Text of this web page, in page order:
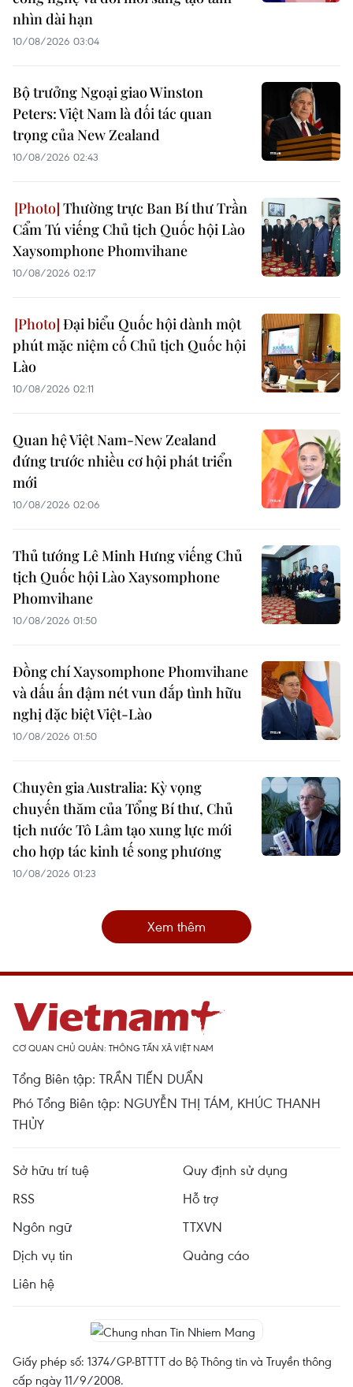
nhìn dài hạn
10/08/2026 03:04
Bộ trưởng Ngoại giao Winston
Peters: Việt Nam là đối tác quan
trọng của New Zealand
10/08/2026 02:43
Thường trực Ban Bí thư Trần
Cẩm Tú viếng Chủ tịch Quốc hội Lào
Xaysomphone Phomvihane
10/08/2026 02:17
Đại biểu Quốc hội dành một
phút mặc niệm cố Chủ tịch Quốc hội
Lào
10/08/2026 02:11
Quan hệ Việt Nam-New Zealand
đứng trước nhiều cơ hội phát triển
mới
10/08/2026 02:06
Thủ tướng Lê Minh Hưng viếng Chủ
tịch Quốc hội Lào Xaysomphone
Phomvihane
10/08/2026 01:50
Đồng chí Xaysomphone Phomvihane
và dấu ấn đậm nét vun đắp tình hữu
nghị đặc biệt Việt-Lào
10/08/2026 01:50
Chuyên gia Australia: Kỳ vọng
chuyến thăm của Tổng Bí thư, Chủ
tịch nước Tô Lâm tạo xung lực mới
cho hợp tác kinh tế song phương
10/08/2026 01:23
Xem thêm
CƠ QUAN CHỦ QUẢN: THÔNG TẤN XÃ VIỆT NAM
Tổng Biên tập: TRẦN TIẾN DUẨN
Phó Tổng Biên tập: NGUYỄN THỊ TÁM, KHÚC THANH
THỦY
Sở hữu trí tuệ
Quy định sử dụng
RSS
Hỗ trợ
Ngôn ngữ
TTXVN
Dịch vụ tin
Quảng cáo
Liên hệ
Giấy phép số: 1374/GP-BTTTT do Bộ Thông tin và Truyền thông
cấp ngày 11/9/2008.